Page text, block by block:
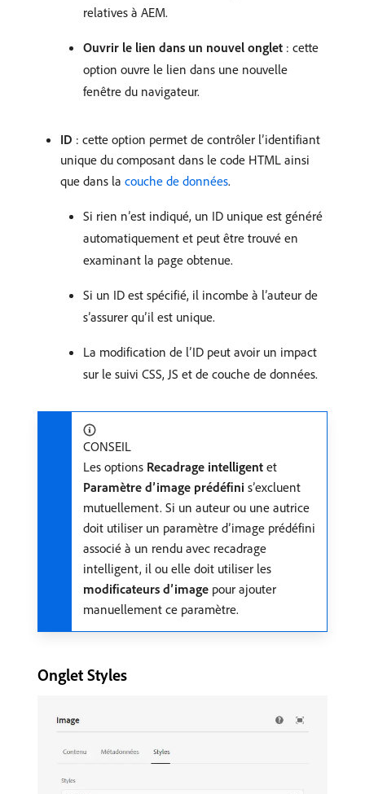
relatives à AEM.
Ouvrir le lien dans un nouvel onglet : cette
option ouvre le lien dans une nouvelle
fenêtre du navigateur.
ID : cette option permet de contrôler l’identifiant
unique du composant dans le code HTML ainsi
que dans la couche de données.
Si rien n’est indiqué, un ID unique est généré
automatiquement et peut être trouvé en
examinant la page obtenue.
Si un ID est spécifié, il incombe à l’auteur de
s’assurer qu’il est unique.
La modification de l’ID peut avoir un impact
sur le suivi CSS, JS et de couche de données.
CONSEIL
Les options Recadrage intelligent et
Paramètre d’image prédéfini s’excluent
mutuellement. Si un auteur ou une autrice
doit utiliser un paramètre d’image prédéfini
associé à un rendu avec recadrage
intelligent, il ou elle doit utiliser les
modificateurs d’image pour ajouter
manuellement ce paramètre.
Onglet Styles